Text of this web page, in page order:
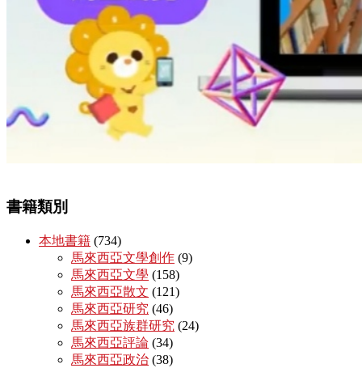
書籍類別
本地書籍 (734)
馬來西亞文學創作 (9)
馬來西亞文學 (158)
馬來西亞散文 (121)
馬來西亞研究 (46)
馬來西亞族群研究 (24)
馬來西亞評論 (34)
馬來西亞政治 (38)